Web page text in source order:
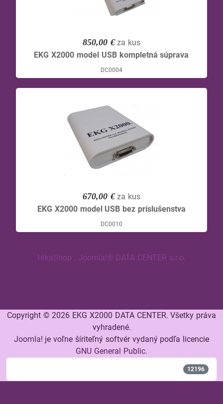
850,00 € za kus
EKG X2000 model USB kompletná súprava
DC0004
670,00 € za kus
EKG X2000 model USB bez príslušenstva
DC0010
HikaShop , Joomla!® DATA CENTER s.r.o.
Copyright © 2026 EKG X2000 DATA CENTER. Všetky práva
vyhradené.
Joomla! je voľne šíriteľný softvér vydaný podľa licencie
GNU General Public.
12196